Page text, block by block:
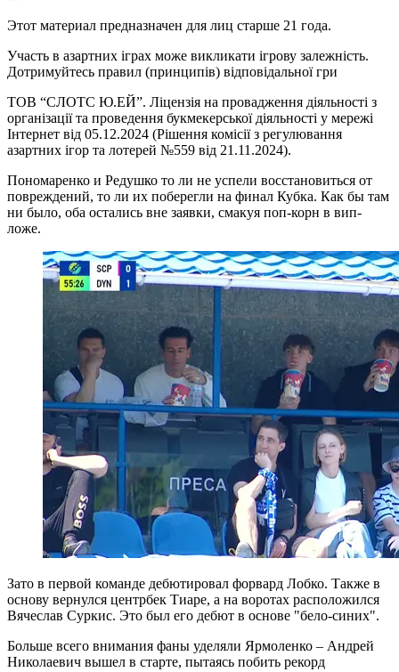
Этот материал предназначен для лиц старше 21 года.
Участь в азартних іграх може викликати ігрову залежність.
Дотримуйтесь правил (принципів) відповідальної гри
ТОВ “СЛОТС Ю.ЕЙ”. Ліцензія на провадження діяльності з
організації та проведення букмекерської діяльності у мережі
Інтернет від 05.12.2024 (Рішення комісії з регулювання
азартних ігор та лотерей №559 від 21.11.2024).
Пономаренко и Редушко то ли не успели восстановиться от
повреждений, то ли их поберегли на финал Кубка. Как бы там
ни было, оба остались вне заявки, смакуя поп-корн в вип-
ложе.
Зато в первой команде дебютировал форвард Лобко. Также в
основу вернулся центрбек Тиаре, а на воротах расположился
Вячеслав Суркис. Это был его дебют в основе "бело-синих".
Больше всего внимания фаны уделяли Ярмоленко – Андрей
Николаевич вышел в старте, пытаясь побить рекорд